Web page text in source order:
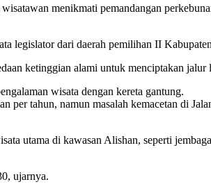
menikmati pemandangan
legislator dari daerah pemilihan II
ketinggian alami untuk menciptakan jalur
wisata dengan kereta gantung.
per tahun, namun masalah kemacetan di
utama di kawasan Alishan, seperti
ujarnya.